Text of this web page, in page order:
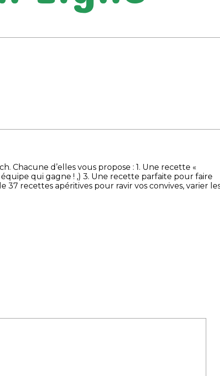
Chacune d’elles vous propose : 1. Une recette «
équipe qui gagne ! ,) 3. Une recette parfaite pour faire
recettes apéritives pour ravir vos convives, varier